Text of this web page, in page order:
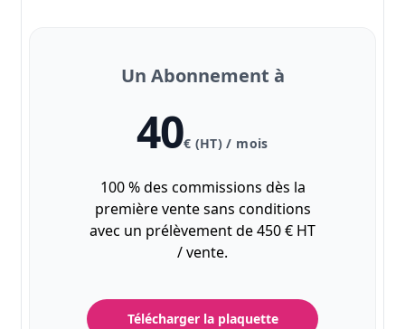
Un Abonnement à
40€ (HT) / mois
100 % des commissions dès la
première vente sans conditions
avec un prélèvement de 450 € HT
/ vente.
Télécharger la plaquette